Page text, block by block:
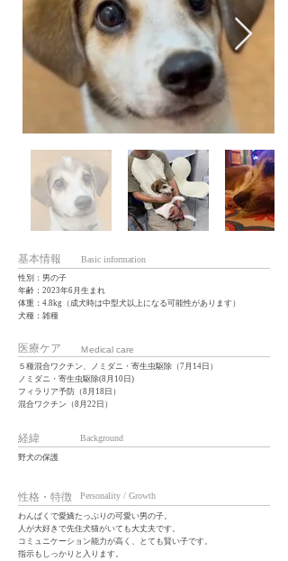
Basic information
基本情報
性別：男の子
年齢：2023年6月生まれ
体重：4.8kg（成犬時は中型犬以上になる可能性があります）
犬種：雑種
Ｍedical care
医療ケア
５種混合ワクチン、ノミダニ・寄生虫駆除（7月14日）
ノミダニ・寄生虫駆除(8月10日)
フィラリア予防（8月18日）
混合ワクチン（8月22日）
経緯 Background
野犬の保護
Personality / Growth
性格・特徴
わんぱくで愛嬌たっぷりの可愛い男の子。
人が大好きで先住犬猫がいても大丈夫です。
コミュニケーション能力が高く、とても賢い子です。
指示もしっかりと入ります。